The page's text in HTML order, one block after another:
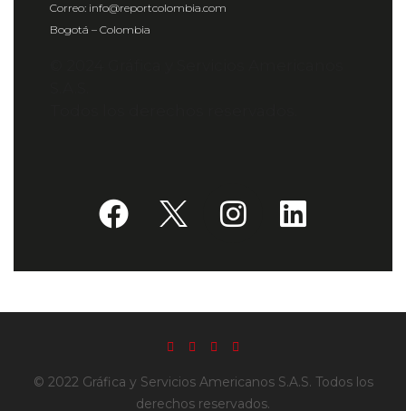
Correo: info@reportcolombia.com
Bogotá – Colombia
© 2022 Gráfica y Servicios Americanos S.A.S. Todos los
derechos reservados.